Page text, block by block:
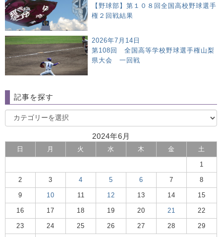
【野球部】第１０８回全国高校野球選手
権２回戦結果
2026年7月14日
第108回 全国高等学校野球選手権山梨
県大会 一回戦
記事を探す
2024年6月
日 月 火 水 木 金 土
1
2 3 4 5 6 7 8
9 10 11 12 13 14 15
16 17 18 19 20 21 22
23 24 25 26 27 28 29